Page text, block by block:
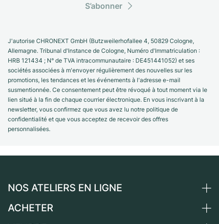
S’abonner
J'autorise CHRONEXT GmbH (Butzweilerhofallee 4, 50829 Cologne,
Allemagne. Tribunal d'Instance de Cologne, Numéro d'Immatriculation :
HRB 121434 ; N° de TVA intracommunautaire : DE451441052) et ses
sociétés associées à m'envoyer régulièrement des nouvelles sur les
promotions, les tendances et les événements à l'adresse e-mail
susmentionnée. Ce consentement peut être révoqué à tout moment via le
lien situé à la fin de chaque courrier électronique. En vous inscrivant à la
newsletter, vous confirmez que vous avez lu notre politique de
confidentialité et que vous acceptez de recevoir des offres
personnalisées.
NOS ATELIERS EN LIGNE
Allemagne
ACHETER